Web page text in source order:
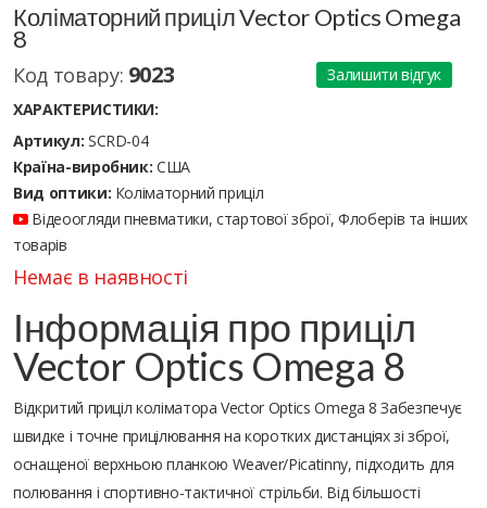
Коліматорний приціл Vector Optics Omega
8
Код товару: 9023
Залишити відгук
ХАРАКТЕРИСТИКИ:
Артикул: SCRD-04
Країна-виробник: США
Вид оптики: Коліматорний приціл
Відеоогляди пневматики, стартової зброї, Флоберів та інших
товарів
Немає в наявності
Інформація про приціл
Vector Optics Omega 8
Відкритий приціл коліматора Vector Optics Omega 8 Забезпечує
швидке і точне прицілювання на коротких дистанціях зі зброї,
оснащеної верхньою планкою Weaver/Picatinny, підходить для
полювання і спортивно-тактичної стрільби. Від більшості